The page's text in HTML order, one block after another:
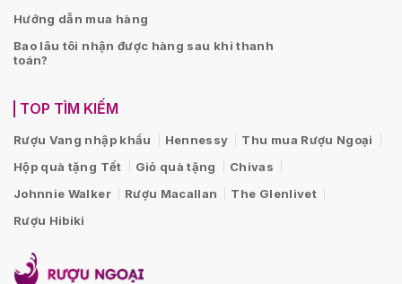
Hướng dẫn mua hàng
Bao lâu tôi nhận được hàng sau khi thanh
toán?
TOP TÌM KIẾM
Rượu Vang nhập khẩu Hennessy
Thu mua Rượu Ngoại
Hộp quà tặng Tết
Giỏ quà tặng
Chivas
Johnnie Walker
Rượu Macallan
The Glenlivet
Rượu Hibiki